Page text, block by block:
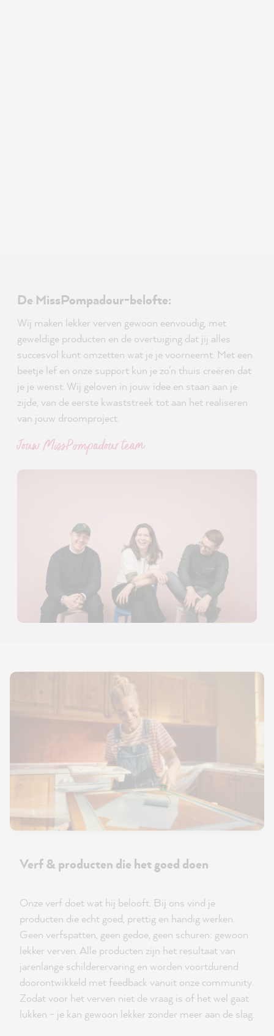
De MissPompadour-belofte:
Wij maken lekker verven gewoon eenvoudig, met
geweldige producten en de overtuiging dat jij alles
succesvol kunt omzetten wat je je voorneemt. Met een
beetje lef en onze support kun je zo'n thuis creëren dat
je je wenst. Wij geloven in jouw idee en staan aan je
zijde, van de eerste kwaststreek tot aan het realiseren
van jouw droomproject.
Jouw MissPompadour team
Verf & producten die het goed doen
Onze verf doet wat hij belooft. Bij ons vind je
producten die echt goed, prettig en handig werken.
Geen verfspatten, geen gedoe, geen schuren: gewoon
lekker verven. Alle producten zijn het resultaat van
jarenlange schilderervaring en worden voortdurend
doorontwikkeld met feedback vanuit onze community.
Zodat voor het verven niet de vraag is of het wel gaat
lukken - je kan gewoon lekker zonder meer aan de slag.